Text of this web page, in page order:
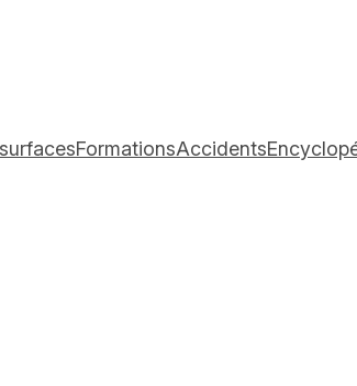
FormationsAccidents